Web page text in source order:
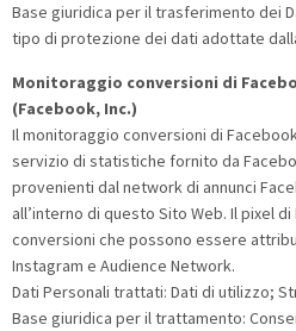
Base giuridica per il trasferimento dei
tipo di protezione dei dati adottate
Monitoraggio conversioni di
(Facebook, Inc.)
Il monitoraggio conversioni di
servizio di statistiche fornito da
provenienti dal network di annunci
all’interno di questo Sito Web. Il pixel
conversioni che possono essere
Instagram e Audience Network.
Dati Personali trattati: Dati di utilizzo;
Base giuridica per il trattamento: